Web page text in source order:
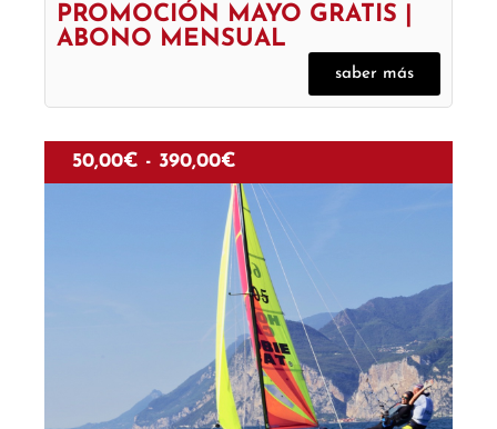
PROMOCIÓN MAYO GRATIS |
ABONO MENSUAL
saber más
50,00€ - 390,00€